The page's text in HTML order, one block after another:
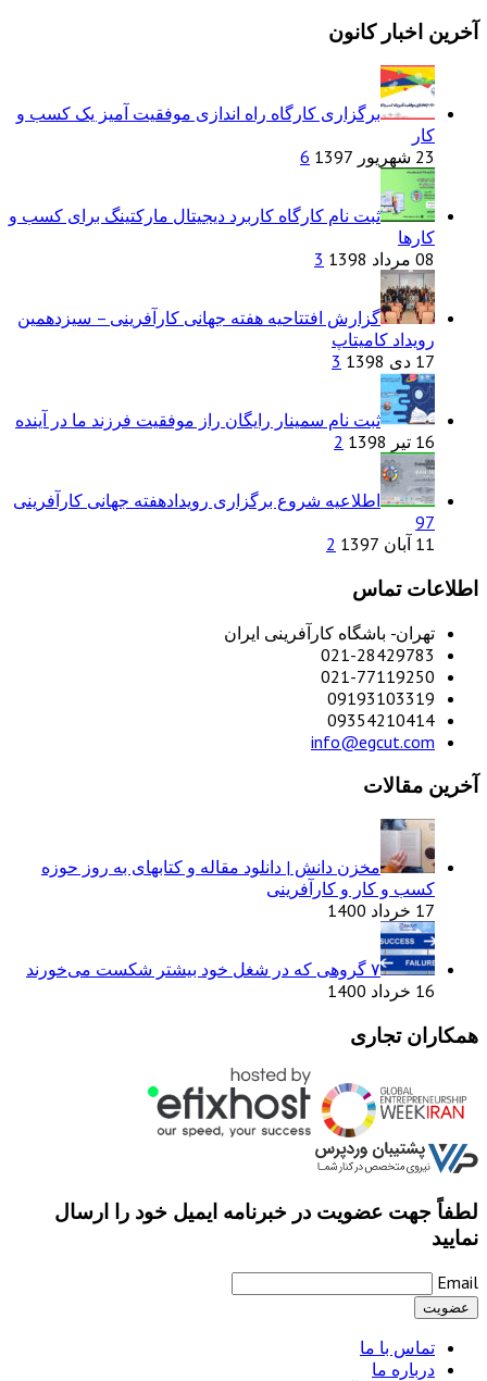
آخرین اخبار کانون
برگزاری کارگاه راه اندازی موفقیت آمیز یک کسب و
کار
23 شهریور 1397
6
ثبت نام کارگاه کاربرد دیجیتال مارکتینگ برای کسب و
کارها
08 مرداد 1398
3
گزارش افتتاحیه هفته جهانی کارآفرینی – سیزدهمین
رویداد کامیتاپ
17 دی 1398
3
ثبت نام سمینار رایگان راز موفقیت فرزند ما در آینده
16 تیر 1398
2
اطلاعیه شروع برگزاری رویدادهفته جهانی کارآفرینی
97
11 آبان 1397
2
اطلاعات تماس
تهران- باشگاه کارآفرینی ایران
021-28429783
021-77119250
09193103319
09354210414
info@egcut.com
آخرین مقالات
مخزن دانش | دانلود مقاله و کتابهای به روز حوزه
کسب و کار و کارآفرینی
17 خرداد 1400
۷ گروهی که در شغل خود بیشتر شکست می‌خورند
16 خرداد 1400
همکاران تجاری
لطفاً جهت عضویت در خبرنامه ایمیل خود را ارسال
نمایید
Email
تماس با ما
درباره ما